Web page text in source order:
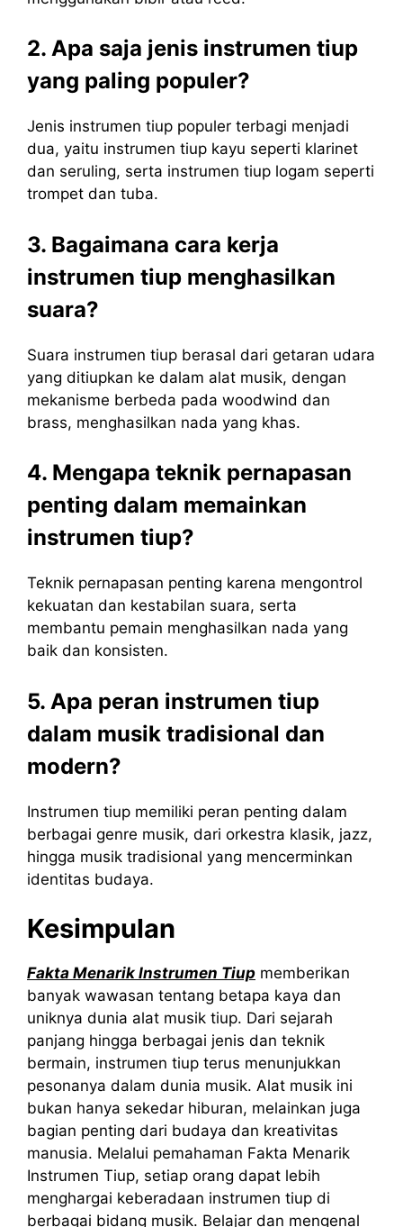
2. Apa saja jenis instrumen tiup
yang paling populer?
Jenis instrumen tiup populer terbagi menjadi
dua, yaitu instrumen tiup kayu seperti klarinet
dan seruling, serta instrumen tiup logam seperti
trompet dan tuba.
3. Bagaimana cara kerja
instrumen tiup menghasilkan
suara?
Suara instrumen tiup berasal dari getaran udara
yang ditiupkan ke dalam alat musik, dengan
mekanisme berbeda pada woodwind dan
brass, menghasilkan nada yang khas.
4. Mengapa teknik pernapasan
penting dalam memainkan
instrumen tiup?
Teknik pernapasan penting karena mengontrol
kekuatan dan kestabilan suara, serta
membantu pemain menghasilkan nada yang
baik dan konsisten.
5. Apa peran instrumen tiup
dalam musik tradisional dan
modern?
Instrumen tiup memiliki peran penting dalam
berbagai genre musik, dari orkestra klasik, jazz,
hingga musik tradisional yang mencerminkan
identitas budaya.
Kesimpulan
Fakta Menarik Instrumen Tiup memberikan
banyak wawasan tentang betapa kaya dan
uniknya dunia alat musik tiup. Dari sejarah
panjang hingga berbagai jenis dan teknik
bermain, instrumen tiup terus menunjukkan
pesonanya dalam dunia musik. Alat musik ini
bukan hanya sekedar hiburan, melainkan juga
bagian penting dari budaya dan kreativitas
manusia. Melalui pemahaman Fakta Menarik
Instrumen Tiup, setiap orang dapat lebih
menghargai keberadaan instrumen tiup di
berbagai bidang musik. Belajar dan mengenal